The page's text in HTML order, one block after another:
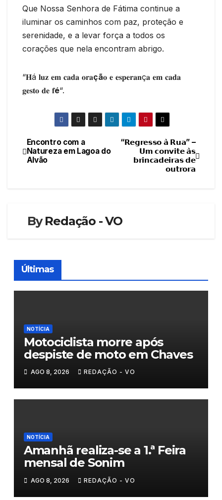
Que Nossa Senhora de Fátima continue a
iluminar os caminhos com paz, proteção e
serenidade, e a levar força a todos os
corações que nela encontram abrigo.
“𝐇á 𝐥𝐮𝐳 𝐞𝐦 𝐜𝐚𝐝𝐚 𝐨𝐫𝐚çã𝐨 𝐞 𝐞𝐬𝐩𝐞𝐫𝐚𝐧ç𝐚 𝐞𝐦 𝐜𝐚𝐝𝐚
𝐠𝐞𝐬𝐭𝐨 𝐝𝐞 𝐟é“.
Navegação
de
“𝗥𝗲𝗴𝗿𝗲𝘀𝘀𝗼 𝗮̀ 𝗥𝘂𝗮” –
𝗨𝗺 𝗰𝗼𝗻𝘃𝗶𝘁𝗲 𝗮̀𝘀
𝗯𝗿𝗶𝗻𝗰𝗮𝗱𝗲𝗶𝗿𝗮𝘀 𝗱𝗲
𝗼𝘂𝘁𝗿𝗼𝗿𝗮
Encontro com a
Natureza em Lagoa do
Alvão
ByRedação - VO
Últimas
NOTÍCIA
Motociclista morre após
despiste de moto em Chaves
AGO 8, 2026 REDAÇÃO - VO
NOTÍCIA
Amanhã realiza-se a 1.ª Feira
mensal de Sonim
AGO 8, 2026 REDAÇÃO - VO